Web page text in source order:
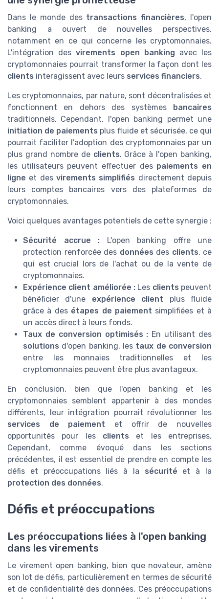
Dans le monde des transactions financières, l'open
banking a ouvert de nouvelles perspectives,
notamment en ce qui concerne les cryptomonnaies.
L'intégration desvirements open banking avec les
cryptomonnaies pourrait transformer la façon dont les
clients interagissent avec leurs services financiers.
Les cryptomonnaies, par nature, sont décentralisées et
fonctionnent en dehors des systèmes bancaires
traditionnels. Cependant, l'open banking permet une
initiation de paiements plus fluide et sécurisée, ce qui
pourrait faciliter l'adoption des cryptomonnaies par un
plus grand nombre de clients. Grâce à l'open banking,
les utilisateurs peuvent effectuer des paiements en
ligne et des virements simplifiés directement depuis
leurs comptes bancaires vers des plateformes de
cryptomonnaies.
Voici quelques avantages potentiels de cette synergie :
Sécurité accrue : L'open banking offre une
protection renforcée des données des clients, ce
qui est crucial lors de l'achat ou de la vente de
cryptomonnaies.
Expérience client améliorée : Les clients peuvent
bénéficier d'une expérience client plus fluide
grâce à des étapes de paiement simplifiées et à
un accès direct à leurs fonds.
Taux de conversion optimisés : En utilisant des
solutions d'open banking, les taux de conversion
entre les monnaies traditionnelles et les
cryptomonnaies peuvent être plus avantageux.
En conclusion, bien que l'open banking et les
cryptomonnaies semblent appartenir à des mondes
différents, leur intégration pourrait révolutionner les
services de paiement et offrir de nouvelles
opportunités pour les clients et les entreprises.
Cependant, comme évoqué dans les sections
précédentes, il est essentiel de prendre en compte les
défis et préoccupations liés à la sécurité et à la
protection des données.
Défis et préoccupations
Les préoccupations liées à l'open banking
dans les virements
Le virement open banking, bien que novateur, amène
son lot de défis, particulièrement en termes de sécurité
et de confidentialité des données. Ces préoccupations